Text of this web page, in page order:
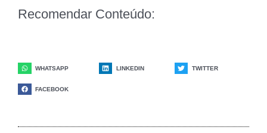
Recomendar Conteúdo:
WHATSAPP LINKEDIN TWITTER
FACEBOOK